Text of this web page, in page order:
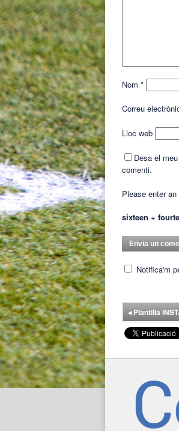
Nom *
Correu
Lloc web
Desa el
comenti.
Please enter
sixteen +
Notifica'm
◂Plantilla